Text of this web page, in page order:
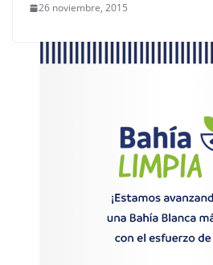
26 noviembre, 2015